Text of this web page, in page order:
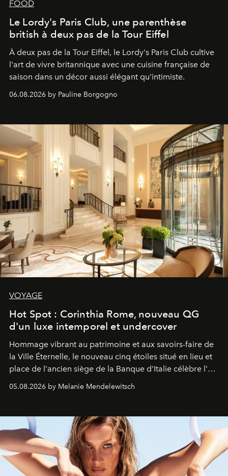
FOOD
Le Lordy's Paris Club, une parenthèse
british à deux pas de la Tour Eiffel
À deux pas de la Tour Eiffel, le Lordy's Paris Club cultive
l'art de vivre britannique avec une cuisine française de
saison dans un décor aussi élégant qu'intimiste.
06.08.2026 by Pauline Borgogno
VOYAGE
Hot Spot : Corinthia Rome, nouveau QG
d'un luxe intemporel et undercover
Hommage vibrant au patrimoine et aux savoirs-faire de
la Ville Éternelle, le nouveau cinq étoiles situé en lieu et
place de l'ancien siège de la Banque d'Italie célèbre l'art
de vivre Romain dans toute son élégance intemporelle.
05.08.2026 by Melanie Mendelewitsch